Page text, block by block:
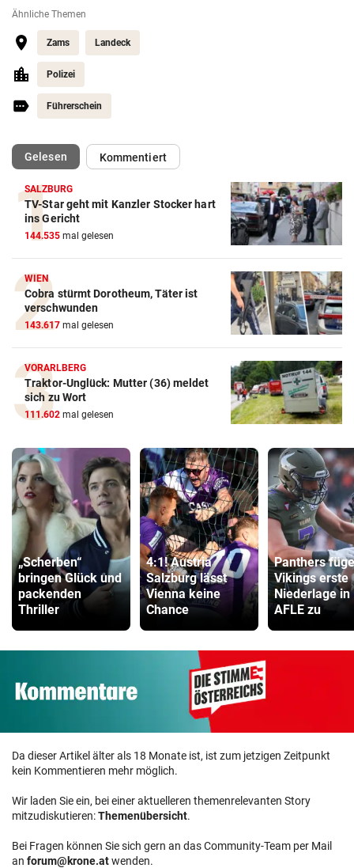
Ähnliche Themen
Zams Landeck
Polizei
Führerschein
Gelesen(ausgewählt)Kommentiert
SALZBURG
TV-Star geht mit Kanzler Stocker hart
ins Gericht
144.535 mal gelesen
WIEN
Cobra stürmt Dorotheum, Täter ist
verschwunden
143.617 mal gelesen
VORARLBERG
Traktor-Unglück: Mutter (36) meldet
sich zu Wort
111.602 mal gelesen
„Scherben“
bringen Glück und
packenden
Thriller
4:1! Austria
Salzburg lässt
Vienna keine
Chance
Panthers
Vikings erste
Niederlage in
AFLE zu
Da dieser Artikel älter als 18 Monate ist, ist zum jetzigen Zeitpunkt
kein Kommentieren mehr möglich.
Wir laden Sie ein, bei einer aktuelleren themenrelevanten Story
mitzudiskutieren:Themenübersicht.
Bei Fragen können Sie sich gern an das Community-Team per Mail
an forum@krone.atwenden.